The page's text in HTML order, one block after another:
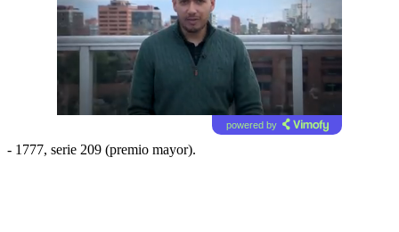
powered by
- 1777, serie 209 (premio mayor).